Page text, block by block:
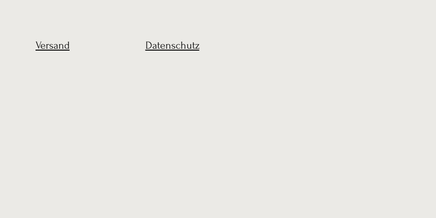
Versand Datenschutz